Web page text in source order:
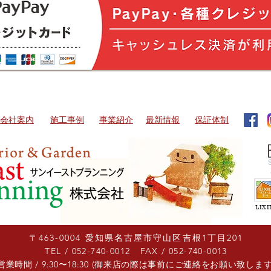
​〒463-0004 愛知県名古屋市守山区吉根1丁目201​
​TEL / 052-740-0012 ​ FAX / 052-740-0013
業時間 / 9:30〜18:30 (御来店の際は事前にご連絡をお願い致しま
会社案内 ​施工事例 ​事業紹介 ​最新情報 ​保証体制